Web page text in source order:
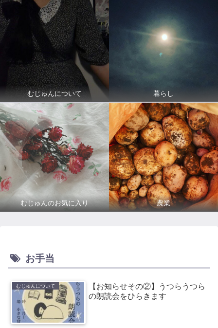
むじゅんについて 暮らし
むじゅんのお気に入り 農業
お手当
むじゅんについて
【お知らせその②】うつらうつら
の朗読会をひらきます